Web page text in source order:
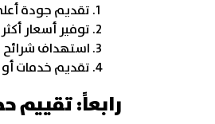
تقديم جودة
توفير أسعار
استهداف شرائح
تقديم خدمات أو
رابعاً: تقييم